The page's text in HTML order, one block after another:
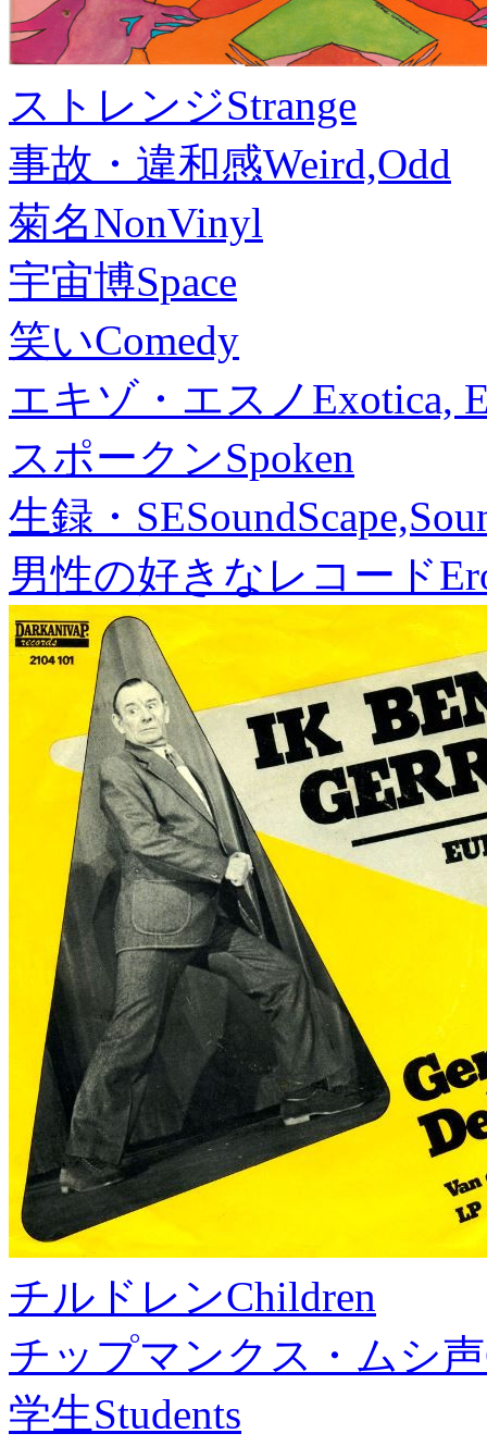
ストレンジStrange
事故・違和感Weird,Odd
菊名NonVinyl
宇宙博Space
笑いComedy
エキゾ・エスノ Exotica,
スポークンSpoken
生録・SE
男性の好きなレコード
チルドレンChildren
チップマンクス・ムシ声
学生Students